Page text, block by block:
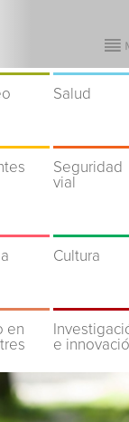
Salud
Seguridad
vial
Cultura
en
e